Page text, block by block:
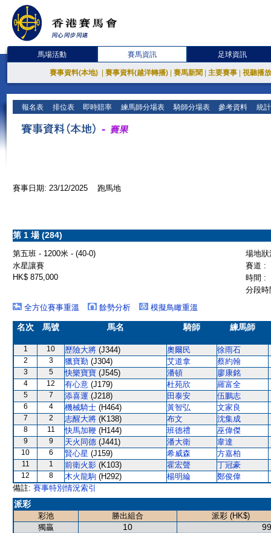
馬場活動 賽馬資訊 足球資訊
賽事資料(本地) 賽事資料(越洋轉播) 賽馬新聞 主要賽事 視聽播
報名表 排位表 即時賠率 練馬師分場表 騎師分場表 參考資料 統
賽事日期: 23/12/2025 跑馬地
第 1 場 (284)
第五班 - 1200米 - (40-0)
場地
水星讓賽
賽道 :
HK$ 875,000
時間 :
分段
全方位賽事重溫
餘勢分析 模擬鳥瞰重溫
名次 馬號 馬名 騎師 練馬師
1 10 歷險大將 (J344) 奧爾民 徐雨石
2 3 獵寶勤 (J304) 艾道拿 蔡約翰
3 5 快樂寶寶 (J545) 潘頓 廖康銘
4 12 有心意 (J179) 杜苑欣 羅富全
5 7 添喜運 (J218) 田泰安 伍鵬志
6 4 機械騎士 (H464) 黃智弘 文家良
7 2 志醒大將 (K138) 布文 沈集成
8 11 快馬加鞭 (H144) 班德禮 巫偉傑
9 9 天火同德 (J441) 潘大衛 韋達
10 6 賢心星 (J159) 希威森 方嘉柏
11 1 前衛火影 (K103) 霍宏聲 丁冠豪
12 8 木火龍駒 (H292) 楊明綸
鄭俊偉
備註: 賽事特別情況索引
派彩
彩池 勝出組合
派彩 (HK$)
獨贏
10